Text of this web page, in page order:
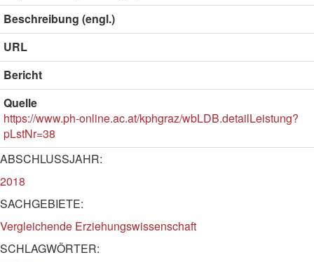
Beschreibung (engl.)
URL
Bericht
Quelle
https://www.ph-online.ac.at/kphgraz/wbLDB.detailLeistung?
pLstNr=38
ABSCHLUSSJAHR:
2018
SACHGEBIETE:
Vergleichende Erziehungswissenschaft
SCHLAGWÖRTER: